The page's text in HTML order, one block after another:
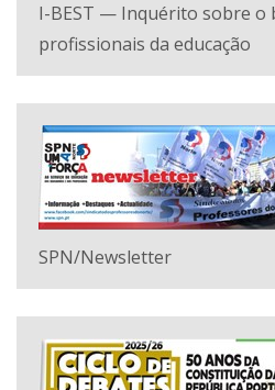
I-BEST — Inquérito sobre o
profissionais da educação
SPN/Newsletter